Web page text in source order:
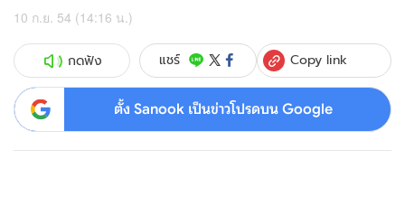
10 ก.ย. 54 (14:16 น.)
กดฟัง แชร์ Copy link
ตั้ง Sanook เป็นข่าวโปรดบน Google